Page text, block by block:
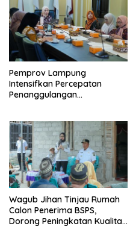
Pemprov Lampung
Intensifkan Percepatan
Penanggulangan
Wagub Jihan Tinjau Rumah
Calon Penerima BSPS,
Dorong Peningkatan Kualitas